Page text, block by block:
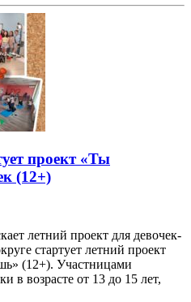
проект «Ты
(12+)
летний проект для девочек-
стартует летний проект
(12+). Участницами
в возрасте от 13 до 15 лет,